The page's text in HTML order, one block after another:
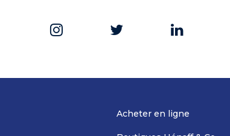
Acheter en ligne